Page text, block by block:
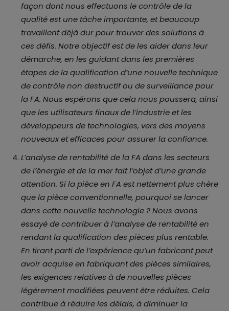
façon dont nous effectuons le contrôle de la
qualité est une tâche importante, et beaucoup
travaillent déjà dur pour trouver des solutions à
ces défis. Notre objectif est de les aider dans leur
démarche, en les guidant dans les premières
étapes de la qualification d’une nouvelle technique
de contrôle non destructif ou de surveillance pour
la FA. Nous espérons que cela nous poussera, ainsi
que les utilisateurs finaux de l’industrie et les
développeurs de technologies, vers des moyens
nouveaux et efficaces pour assurer la confiance.
L’analyse de rentabilité de la FA dans les secteurs
de l’énergie et de la mer fait l’objet d’une grande
attention. Si la pièce en FA est nettement plus chère
que la pièce conventionnelle, pourquoi se lancer
dans cette nouvelle technologie ? Nous avons
essayé de contribuer à l’analyse de rentabilité en
rendant la qualification des pièces plus rentable.
En tirant parti de l’expérience qu’un fabricant peut
avoir acquise en fabriquant des pièces similaires,
les exigences relatives à de nouvelles pièces
légèrement modifiées peuvent être réduites. Cela
contribue à réduire les délais, à diminuer la